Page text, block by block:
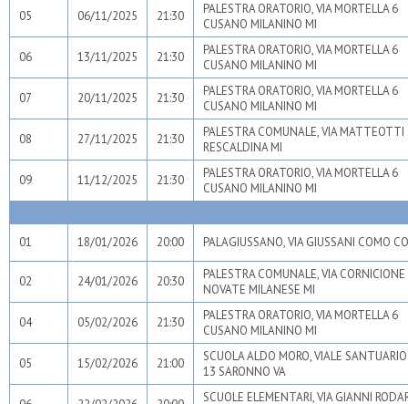
05 06/11/2025 21:30
PALESTRA ORATORIO, VIA MORTELLA 6
CUSANO MILANINO MI
06 13/11/2025 21:30
PALESTRA ORATORIO, VIA MORTELLA 6
CUSANO MILANINO MI
07 20/11/2025 21:30
PALESTRA ORATORIO, VIA MORTELLA 6
CUSANO MILANINO MI
08 27/11/2025 21:30
PALESTRA COMUNALE, VIA MATTEOTTI
RESCALDINA MI
09 11/12/2025 21:30
PALESTRA ORATORIO, VIA MORTELLA 6
CUSANO MILANINO MI
01 18/01/2026 20:00 PALAGIUSSANO, VIA GIUSSANI COMO CO
02 24/01/2026 20:30
PALESTRA COMUNALE, VIA CORNICIONE
NOVATE MILANESE MI
04 05/02/2026 21:30
PALESTRA ORATORIO, VIA MORTELLA 6
CUSANO MILANINO MI
05 15/02/2026 21:00
SCUOLA ALDO MORO, VIALE SANTUARIO
13 SARONNO VA
SCUOLE ELEMENTARI, VIA GIANNI